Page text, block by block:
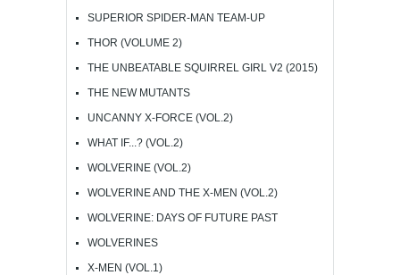
SUPERIOR SPIDER-MAN TEAM-UP
THOR (VOLUME 2)
THE UNBEATABLE SQUIRREL GIRL V2 (2015)
THE NEW MUTANTS
UNCANNY X-FORCE (VOL.2)
WHAT IF...? (VOL.2)
WOLVERINE (VOL.2)
WOLVERINE AND THE X-MEN (VOL.2)
WOLVERINE: DAYS OF FUTURE PAST
WOLVERINES
X-MEN (VOL.1)